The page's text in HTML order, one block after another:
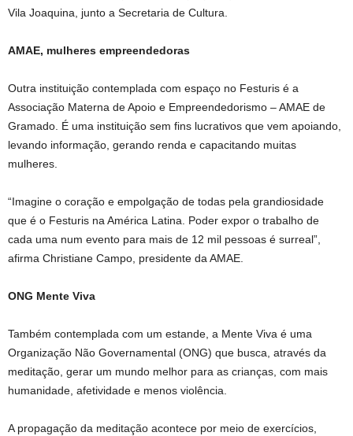
Vila Joaquina, junto a Secretaria de Cultura.
AMAE, mulheres empreendedoras
Outra instituição contemplada com espaço no Festuris é a
Associação Materna de Apoio e Empreendedorismo – AMAE de
Gramado. É uma instituição sem fins lucrativos que vem apoiando,
levando informação, gerando renda e capacitando muitas
mulheres.
“Imagine o coração e empolgação de todas pela grandiosidade
que é o Festuris na América Latina. Poder expor o trabalho de
cada uma num evento para mais de 12 mil pessoas é surreal”,
afirma Christiane Campo, presidente da AMAE.
ONG Mente Viva
Também contemplada com um estande, a Mente Viva é uma
Organização Não Governamental (ONG) que busca, através da
meditação, gerar um mundo melhor para as crianças, com mais
humanidade, afetividade e menos violência.
A propagação da meditação acontece por meio de exercícios,